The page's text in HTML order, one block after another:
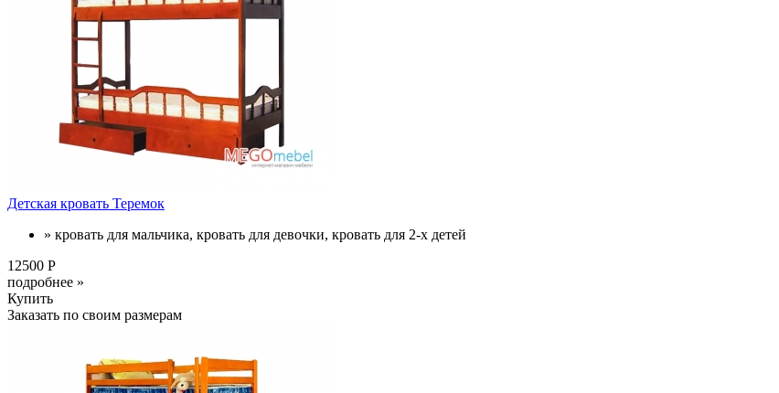
Детская кровать Теремок
» кровать для мальчика, кровать для девочки, кровать для 2-х детей
12500 Р
подробнее »
Купить
Заказать по своим размерам